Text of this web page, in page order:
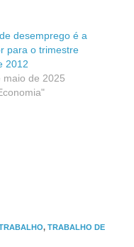
desemprego é a
para o trimestre
2012
maio de 2025
, TRABALHO DE